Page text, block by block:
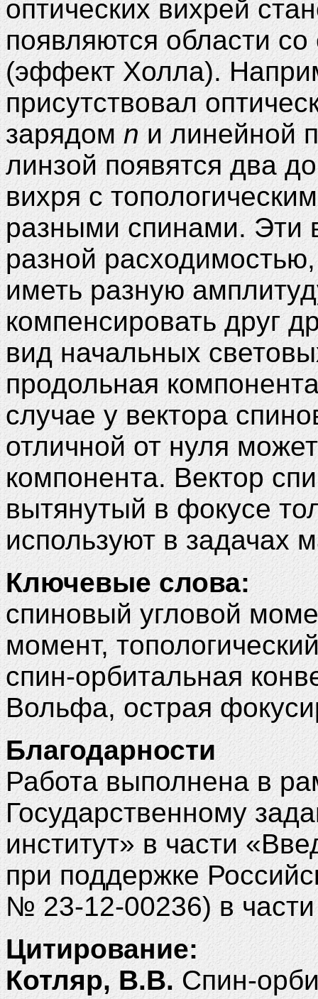
оптических вихрей
появляются области
(эффект Холла).
присутствовал
зарядомn и линейной
линзой появятся два
вихря с
разными спинами. Эти
разной
иметь разную
компенсировать друг
вид начальных
продольная
случае у вектора
отличной от нуля
компонента. Вектор
вытянутый в фокусе
используют в задачах
Ключевые слова:
спиновый угловой
момент,
спин-орбитальная
Вольфа, острая
Благодарности
Работа выполнена в
Государственному
институт» в части
при поддержке
№ 23-12-00236) в
Цитирование:
Котляр, В.В.Cпин-